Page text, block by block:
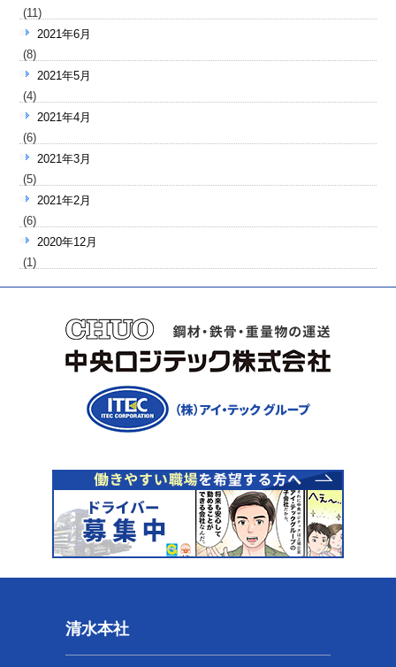
(11)
2021年6月
(8)
2021年5月
(4)
2021年4月
(6)
2021年3月
(5)
2021年2月
(6)
2020年12月
(1)
清水本社